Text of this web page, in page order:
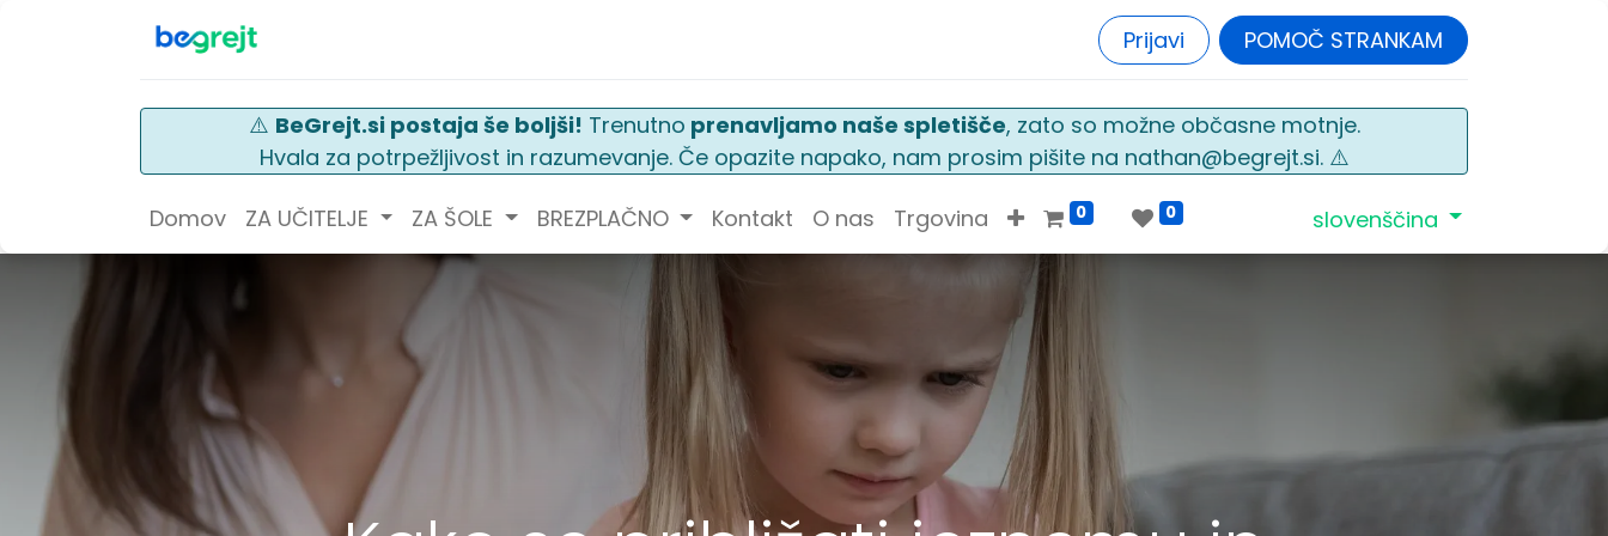
Prijavi POMOČ STRANKAM
⚠️ BeGrejt.si postaja še boljši! Trenutno prenavljamo naše spletišče, zato so možne občasne motnje.
Hvala za potrpežljivost in razumevanje. Če opazite napako, nam prosim pišite na nathan@begrejt.si. ⚠️
Domov ZA UČITELJE ZA ŠOLE BREZPLAČNO Kontakt O nas Trgovina 0 0 slovenščina